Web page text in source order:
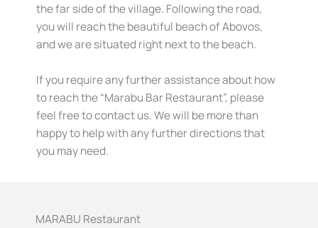
the far side of the village. Following the road,
you will reach the beautiful beach of Abovos,
and we are situated right next to the beach.
If you require any further assistance about how
to reach the “Marabu Bar Restaurant”, please
feel free to contact us. We will be more than
happy to help with any further directions that
you may need.
MARABU Restaurant